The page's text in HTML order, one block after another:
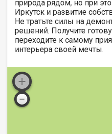
природа рядом, но при
Иркутск и развитие
Не тратьте силы на
решений. Получите
переходите к самому
интерьера своей мечты.